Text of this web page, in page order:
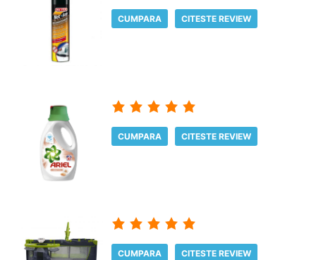
CUMPARA CITESTE REVIEW
CUMPARA CITESTE REVIEW
CUMPARA CITESTE REVIEW